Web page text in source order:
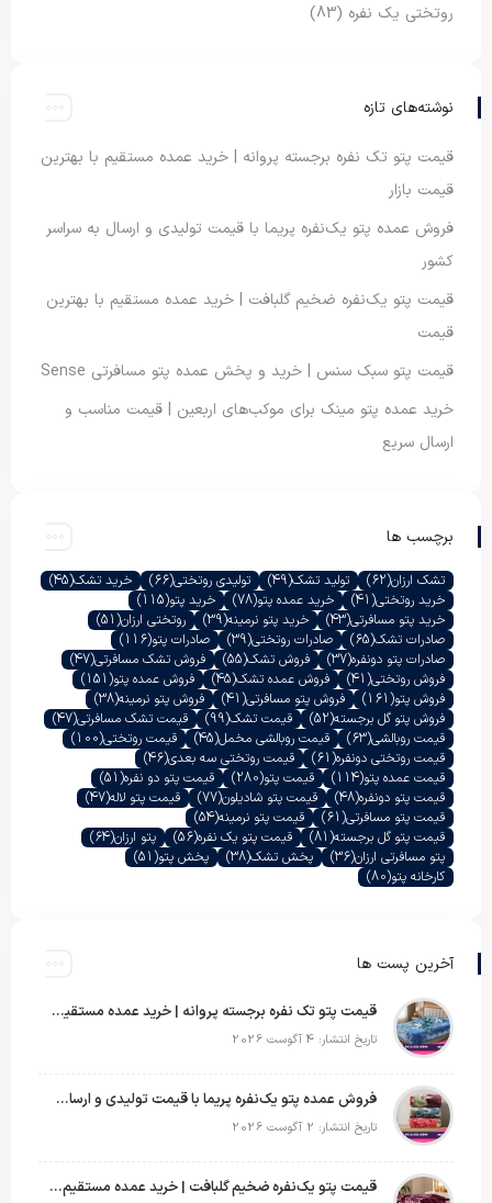
روتختی یک نفره (83)
نوشته‌های تازه
قیمت پتو تک نفره برجسته پروانه | خرید عمده مستقیم با بهترین
قیمت بازار
فروش عمده پتو یک‌نفره پریما با قیمت تولیدی و ارسال به سراسر
کشور
قیمت پتو یک‌نفره ضخیم گلبافت | خرید عمده مستقیم با بهترین
قیمت
قیمت پتو سبک سنس | خرید و پخش عمده پتو مسافرتی Sense
خرید عمده پتو مینک برای موکب‌های اربعین | قیمت مناسب و
ارسال سریع
برچسب ها
تشک ارزان(62) تولید تشک(49) تولیدی روتختی(66) خرید تشک(45)
خرید روتختی(41) خرید عمده پتو(78) خرید پتو(115)
خرید پتو مسافرتی(43) خرید پتو نرمینه(39) روتختی ارزان(51)
صادرات تشک(65) صادرات روتختی(39) صادرات پتو(116)
صادرات پتو دونفره(37) فروش تشک(55) فروش تشک مسافرتی(47)
فروش روتختی(41) فروش عمده تشک(45) فروش عمده پتو(151)
فروش پتو(161) فروش پتو مسافرتی(41) فروش پتو نرمینه(38)
فروش پتو گل برجسته(52) قیمت تشک(99) قیمت تشک مسافرتی(47)
قیمت روبالشی(63) قیمت روبالشی مخمل(45) قیمت روتختی(100)
قیمت روتختی دونفره(61) قیمت روتختی سه بعدی(46)
قیمت عمده پتو(114) قیمت پتو(280) قیمت پتو دو نفره(51)
قیمت پتو دونفره(48) قیمت پتو شادیلون(77) قیمت پتو لاله(47)
قیمت پتو مسافرتی(61) قیمت پتو نرمینه(54)
قیمت پتو گل برجسته(81) قیمت پتو یک نفره(56) پتو ارزان(64)
پتو مسافرتی ارزان(36) پخش تشک(38) پخش پتو(51)
کارخانه پتو(80)
آخرین پست ها
قیمت پتو تک نفره برجسته پروانه | خرید عمده مستقیم با بهترین قیمت بازار
تاریخ انتشار: 4 آگوست 2026
فروش عمده پتو یک‌نفره پریما با قیمت تولیدی و ارسال به سراسر کشور
تاریخ انتشار: 2 آگوست 2026
قیمت پتو یک‌نفره ضخیم گلبافت | خرید عمده مستقیم با بهترین قیمت